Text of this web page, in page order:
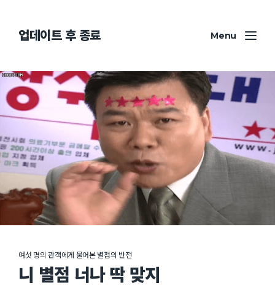
업데이트 후 종료 Menu
여섯 명의 관객에게 물어본 별점의 반전
니 별점 너나 딱 맞지